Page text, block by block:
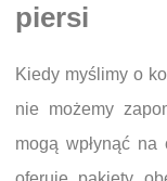
piersi
Kiedy myślimy o
nie możemy
mogą wpłynąć